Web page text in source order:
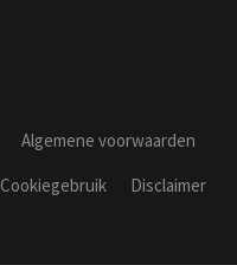
Algemene voorwaarden
Cookiegebruik
Disclaimer